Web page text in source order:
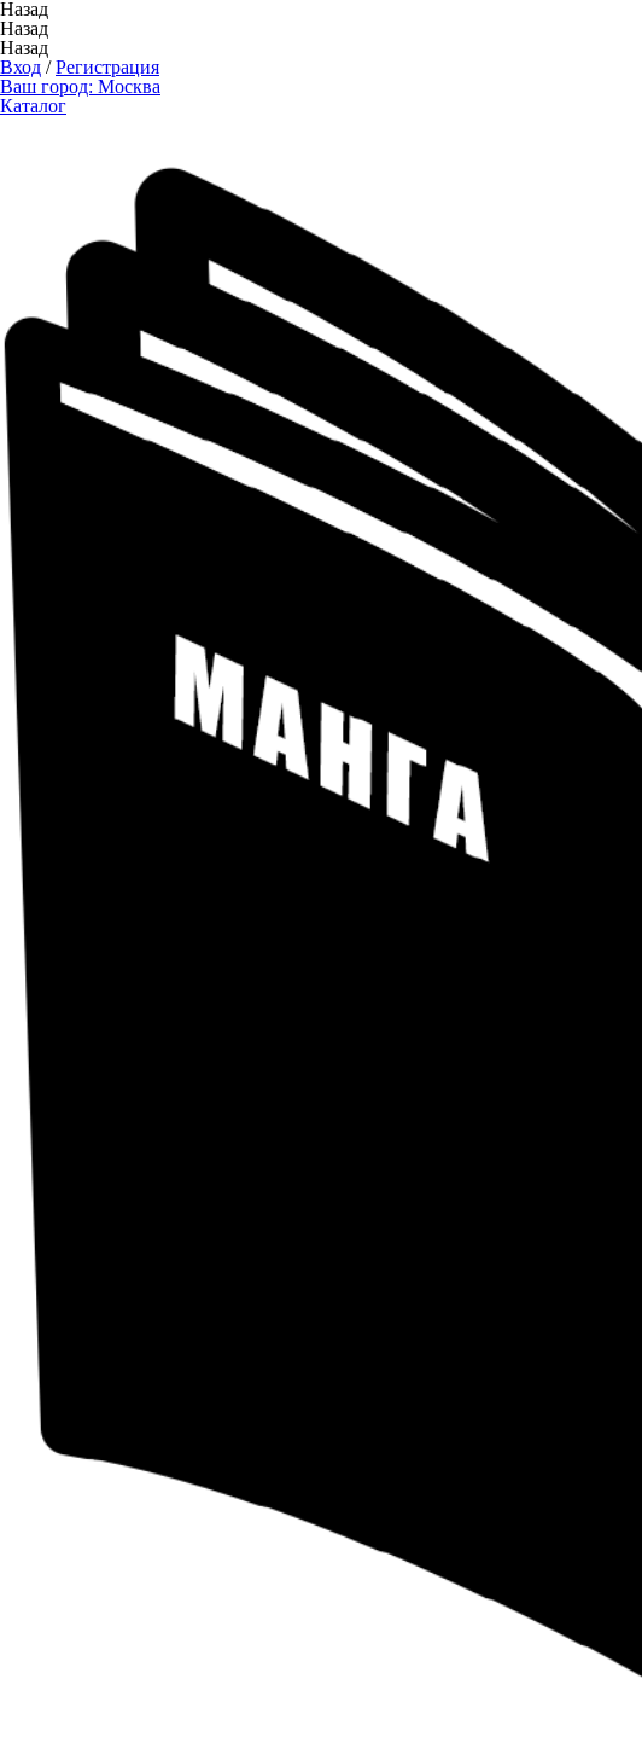
Назад
Назад
Назад
Вход /Регистрация
Ваш город: Москва
Каталог